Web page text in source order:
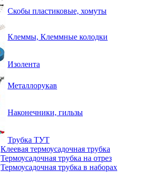
Скобы пластиковые, хомуты
Клеммы, Клеммные колодки
Изолента
Металлорукав
Наконечники, гильзы
Трубка ТУТ
Клеевая термоусадочная трубка
Термоусадочная трубка на отрез
Термоусадочная трубка в наборах